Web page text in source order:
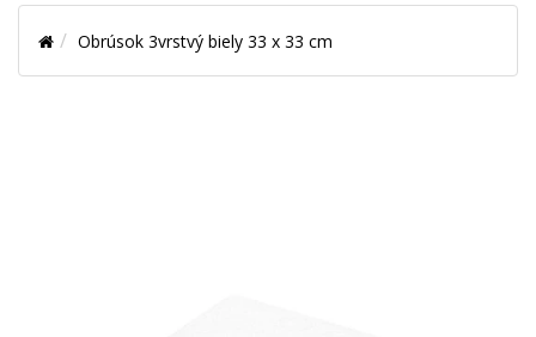
V
KATEGÓRIÁCH
Obrúsok 3vrstvý biely 33 x 33 cm